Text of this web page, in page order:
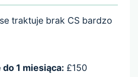
traktuje brak CS bardzo
1 miesiąca: £150